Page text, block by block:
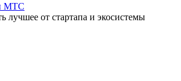
МТС